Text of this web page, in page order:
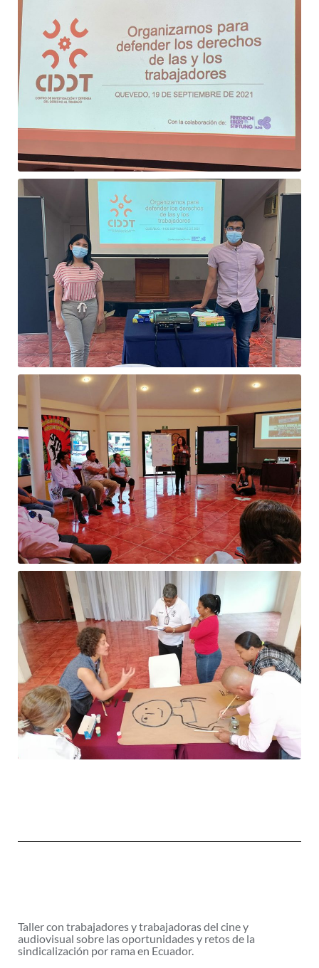
Taller con trabajadores y trabajadoras del cine y
audiovisual sobre las oportunidades y retos de la
sindicalización por rama en Ecuador.